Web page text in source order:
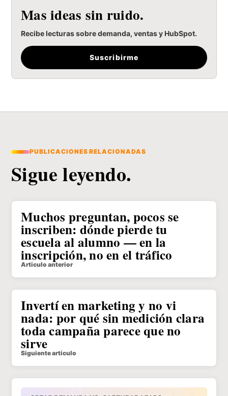
Mas ideas sin ruido.
Recibe lecturas sobre demanda, ventas y HubSpot.
Suscribirme
PUBLICACIONES RELACIONADAS
Sigue leyendo.
Muchos preguntan, pocos se
inscriben: dónde pierde tu
escuela al alumno — en la
inscripción, no en el tráfico
Articulo anterior
Invertí en marketing y no vi
nada: por qué sin medición clara
toda campaña parece que no
sirve
Siguiente articulo